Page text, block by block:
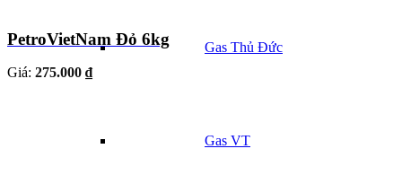
Gas Thủ Đức
Gas VT
PetroVietNam Đỏ 6kg
Giá: 275.000 ₫